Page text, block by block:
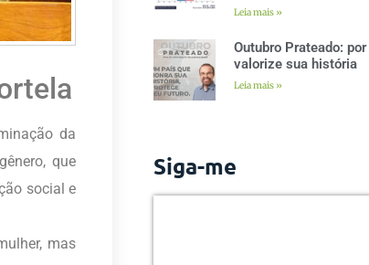
da
que
social e
mas
Leia mais »
Outubro Prateado:
valorize sua história
Leia mais »
Siga-me